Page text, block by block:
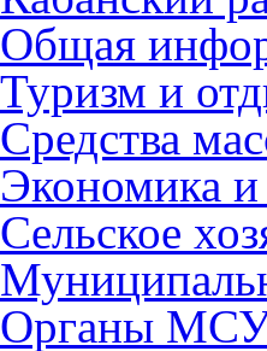
Общая
Туризм и
Средства
Экономика и
Сельское
Органы